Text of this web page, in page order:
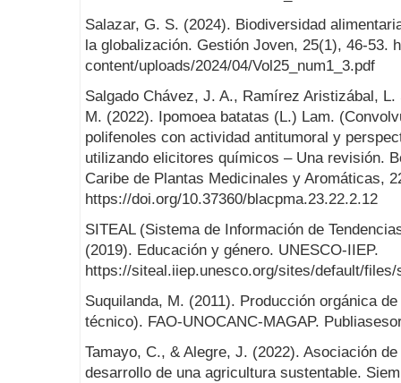
Salazar, G. S. (2024). Biodiversidad
la globalización. Gestión Joven, 25(1), 46-53.
content/uploads/2024/04/Vol25_num1_3.pdf
Salgado Chávez, J. A., Ramírez Aristizábal,
M. (2022). Ipomoea batatas (L.) Lam.
polifenoles con actividad antitumoral y
utilizando elicitores químicos – Una revisión.
Caribe de Plantas Medicinales y Aromáticas,
https://doi.org/10.37360/blacpma.23.22.2.12
SITEAL (Sistema de Información de
(2019). Educación y género. UNESCO-IIEP.
https://siteal.iiep.unesco.org/sites/default/
Suquilanda, M. (2011). Producción orgánica
técnico). FAO-UNOCANC-MAGAP.
Tamayo, C., & Alegre, J. (2022). Asociación
desarrollo de una agricultura sustentable.